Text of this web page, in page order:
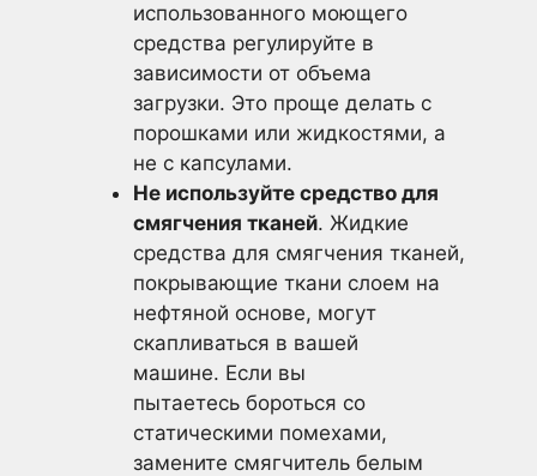
использованного моющего
средства регулируйте в
зависимости от объема
загрузки. Это проще делать с
порошками или жидкостями, а
не с капсулами.
Не используйте средство для
смягчения тканей. Жидкие
средства для смягчения тканей,
покрывающие ткани слоем на
нефтяной основе, могут
скапливаться в вашей
машине. Если вы
пытаетесь бороться со
статическими помехами,
замените смягчитель белым